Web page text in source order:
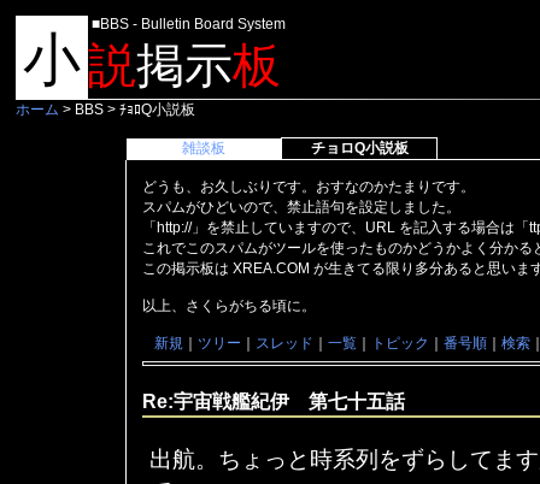
小
■BBS - Bulletin Board System
説掲示板
ホーム > BBS > ﾁｮﾛQ小説板
雑談板 チョロQ小説板
どうも、お久しぶりです。おすなのかたまりです。
スパムがひどいので、禁止語句を設定しました。
「http://」を禁止していますので、URL を記入する場合は「
これでこのスパムがツールを使ったものかどうかよく分かる
この掲示板は XREA.COM が生きてる限り多分あると思いま
以上、さくらがちる頃に。
新規 ツリー スレッド 一覧 トピック 番号順 検索
Re:宇宙戦艦紀伊 第七十五話
出航。ちょっと時系列をずらしてま